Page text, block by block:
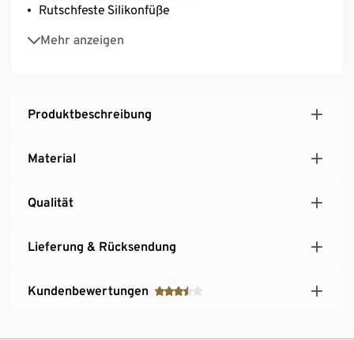
Rutschfeste Silikonfüße
Mehr anzeigen
Sicheres, einfaches Entfernen der Aufsätze auf
Produktbeschreibung
Material
Qualität
Lieferung & Rücksendung
Kundenbewertungen